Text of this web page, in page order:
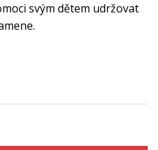
svým dětem udržovat